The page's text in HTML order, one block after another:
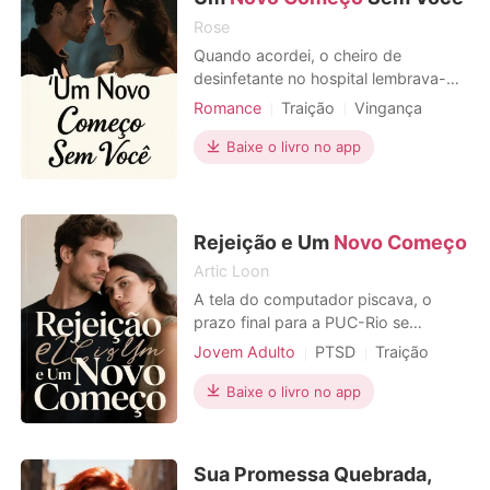
Lucia obteve uma segunda
Rose
Quando acordei, o cheiro de
desinfetante no hospital lembrava-me
da perda que acabara de sofrer. O
amor, tinha-se ido. A enfermeira disse
que o Leo, o meu marido, estava
notícias na TV mostra
Romance Traição
Vingança
Gravidez
Divórcio
Triangulo amoroso
Baixe o livro no app
Rejeição e Um Novo Começo
Artic Loon
A tela do computador piscava, o
prazo final para a PUC-Rio se
esgotava, mas meu mouse tremia por
sonho. A foto de Sofia e Camila
sorrindo, antes um tesouro, agora
mentira. Com um clique abrupto,
Jovem Adulto PTSD
Traição
Vingança
Local de trabalho
Urbano
Baixe o livro no app
Sua Promessa Quebrada,